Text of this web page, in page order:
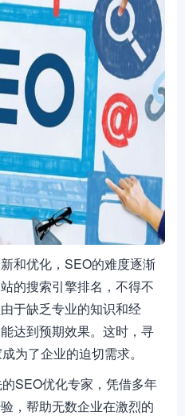
和优化，SEO的难度逐渐
的搜索引擎排名，不得不
于缺乏专业的知识和经
达到预期效果。这时，寻
为了企业的迫切需求。
SEO优化专家，凭借多年
，帮助无数企业在激烈的